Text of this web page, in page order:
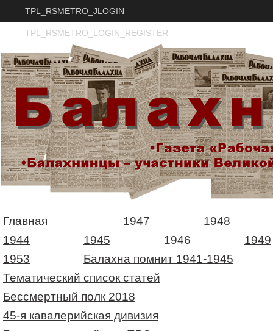
TPL_RSMETRO_JLOGIN
TPL_RSMETRO_LOGIN_REGISTER
Главная 1947
1948
1944
1945 1946
1949
1953
Балахна помнит 1941-1945
Тематический список статей
Бессмертный полк 2018
45-я кавалерийская дивизия